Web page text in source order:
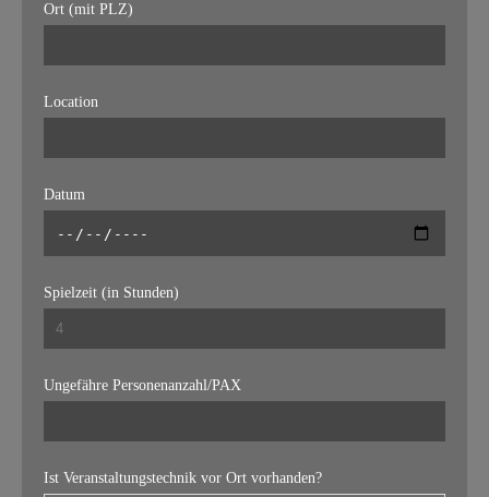
Ort (mit PLZ)
Location
Datum
Spielzeit (in Stunden)
Ungefähre Personenanzahl/PAX
Ist Veranstaltungstechnik vor Ort vorhanden?